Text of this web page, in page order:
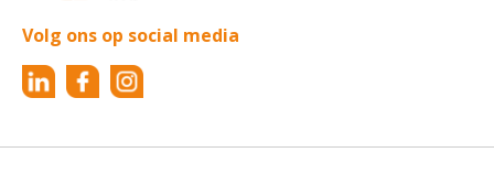
Volg ons op social media